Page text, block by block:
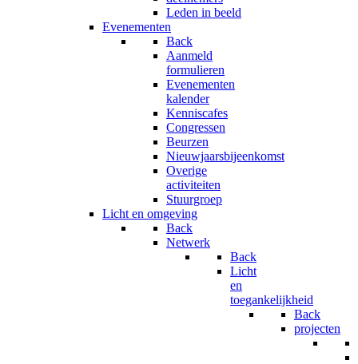
Leden in beeld
Evenementen
Back
Aanmeld
formulieren
Evenementen
kalender
Kenniscafes
Congressen
Beurzen
Nieuwjaarsbijeenkomst
Overige
activiteiten
Stuurgroep
Licht en omgeving
Back
Netwerk
Back
Licht
en
toegankelijkheid
Back
projecten